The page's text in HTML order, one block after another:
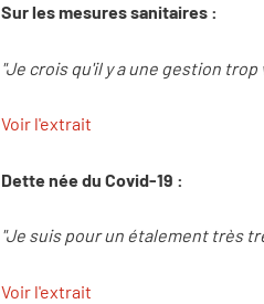
Sur les mesures sanitaires :
"Je crois qu'il y a une gestion trop
Voir l'extrait
Dette née du Covid-19 :
"Je suis pour un étalement très
Voir l'extrait